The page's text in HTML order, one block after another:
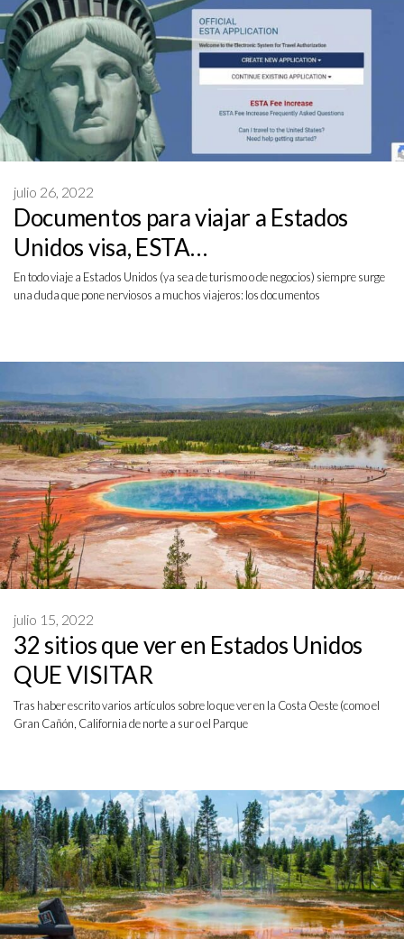
Documentos para viajar a Estados
Unidos visa, ESTA…
julio 26, 2022
En todo viaje a Estados Unidos (ya sea de turismo o de negocios) siempre surge
una duda que pone nerviosos a muchos viajeros: los documentos
32 sitios que ver en Estados Unidos
QUE VISITAR
julio 15, 2022
Tras haber escrito varios artículos sobre lo que ver en la Costa Oeste (como el
Gran Cañón, California de norte a sur o el Parque